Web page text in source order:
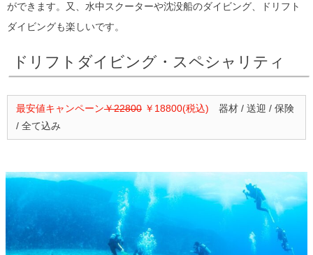
ができます。又、水中スクーターや沈没船のダイビング、ドリフト
ダイビングも楽しいです。
ドリフトダイビング・スペシャリティ
最安値キャンペーン￥22800 ￥18800(税込) 器材 / 送迎 / 保険
/ 全て込み